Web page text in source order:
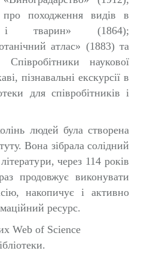
походження видів в
тварин» (1864);
атлас» (1883) та
наукової
пізнавальні екскурсії в
для співробітників і
людей була створена
Вона зібрала солідний
через 114 років
продовжує виконувати
накопичує і активно
ресурс.
Web of Science